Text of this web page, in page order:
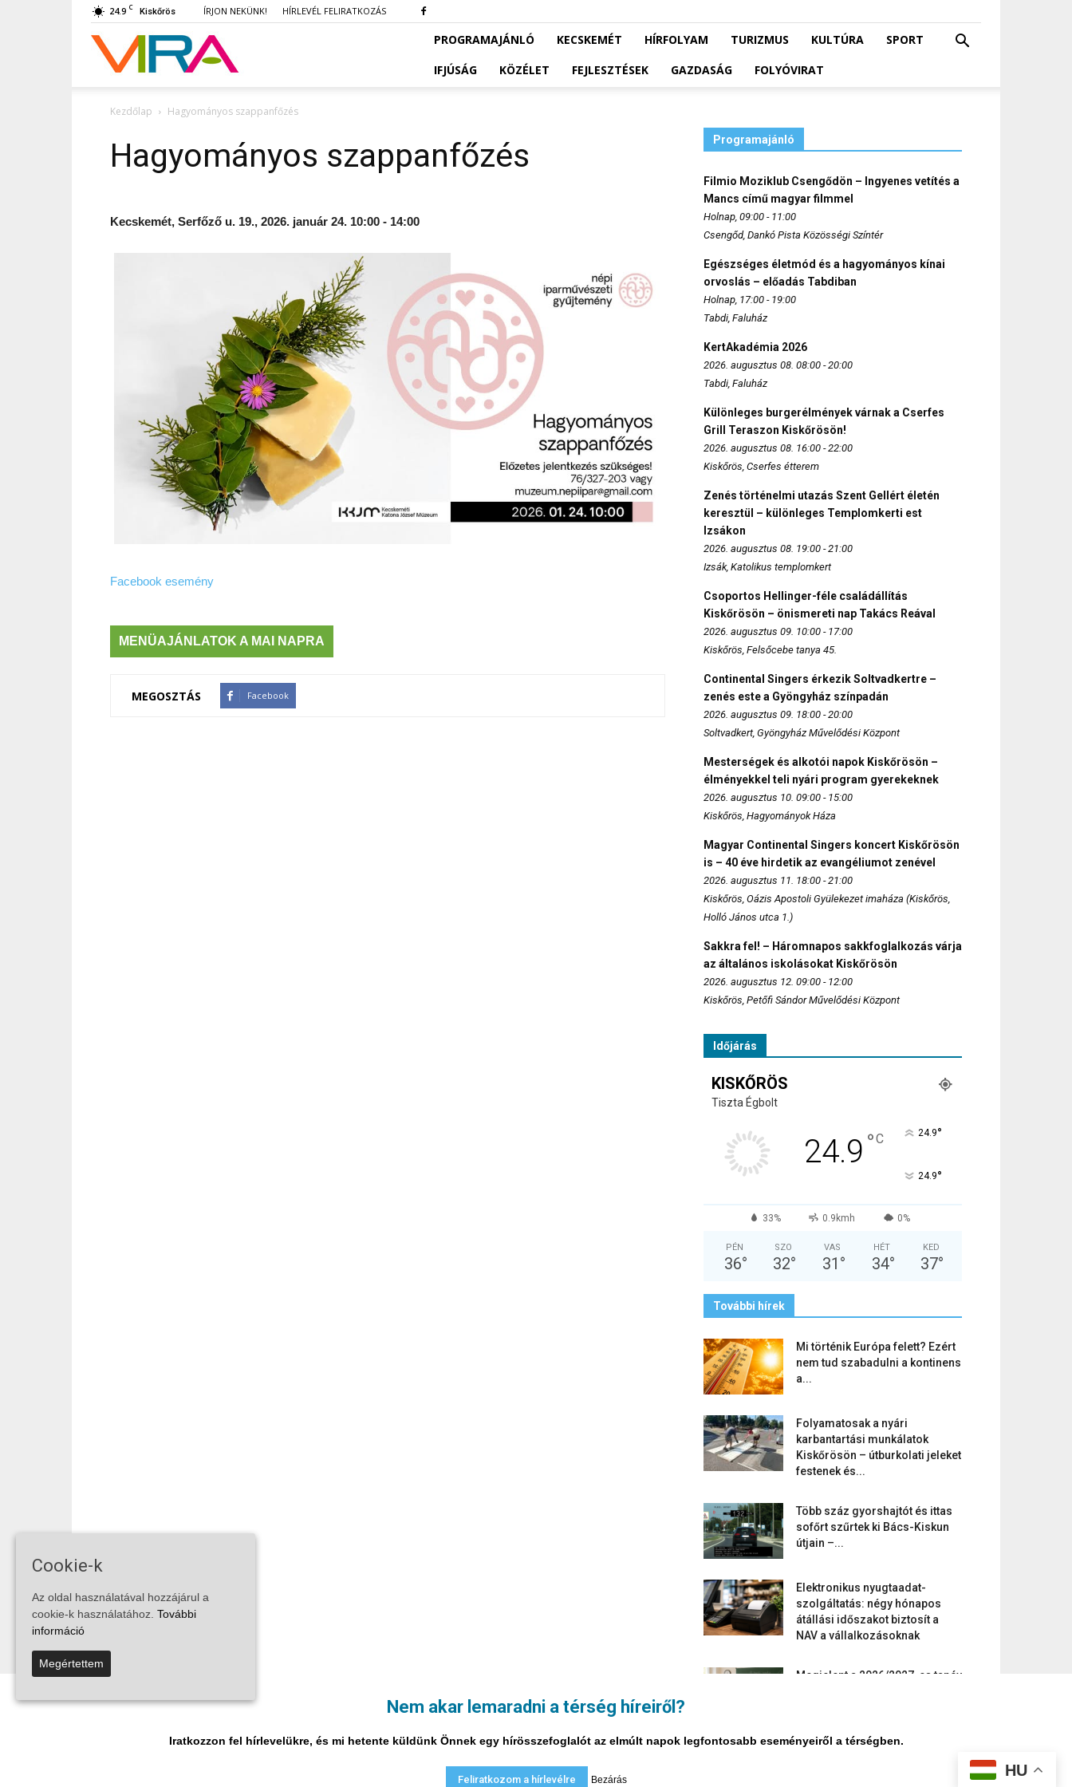
Nem akar lemaradni a térség híreiről?
Iratkozzon fel hírlevelükre, és mi hetente küldünk Önnek egy hírösszefoglalót az elmúlt napok legfontosabb eseményeiről a térségben.
Feliratkozom a hírlevélre Bezárás
24.9 C Kiskőrös ÍRJON NEKÜNK! HÍRLEVÉL FELIRATKOZÁS
VIRA PROGRAMAJÁNLÓ KECSKEMÉT HÍRFOLYAM TURIZMUS KULTÚRA
SPORT
IFJÚSÁG
KÖZÉLET FEJLESZTÉSEK GAZDASÁG FOLYÓVIRAT
Kezdőlap Hagyományos szappanfőzés
Hagyományos szappanfőzés
Kecskemét, Serfőző u. 19., 2026. január 24. 10:00 - 14:00
Facebook esemény
MENÜAJÁNLATOK A MAI NAPRA
MEGOSZTÁS Facebook
Programajánló
Filmio Moziklub Csengődön – Ingyenes vetítés a
Mancs című magyar filmmel
Holnap, 09:00 - 11:00
Csengőd, Dankó Pista Közösségi Színtér
Egészséges életmód és a hagyományos kínai
orvoslás – előadás Tabdiban
Holnap, 17:00 - 19:00
Tabdi, Faluház
KertAkadémia 2026
2026. augusztus 08. 08:00 - 20:00
Tabdi, Faluház
Különleges burgerélmények várnak a Cserfes
Grill Teraszon Kiskőrösön!
2026. augusztus 08. 16:00 - 22:00
Kiskőrös, Cserfes étterem
Zenés történelmi utazás Szent Gellért életén
keresztül – különleges Templomkerti est
Izsákon
2026. augusztus 08. 19:00 - 21:00
Izsák, Katolikus templomkert
Csoportos Hellinger-féle családállítás
Kiskőrösön – önismereti nap Takács Reával
2026. augusztus 09. 10:00 - 17:00
Kiskőrös, Felsőcebe tanya 45.
Continental Singers érkezik Soltvadkertre –
zenés este a Gyöngyház színpadán
2026. augusztus 09. 18:00 - 20:00
Soltvadkert, Gyöngyház Művelődési Központ
Mesterségek és alkotói napok Kiskőrösön –
élményekkel teli nyári program gyerekeknek
2026. augusztus 10. 09:00 - 15:00
Kiskőrös, Hagyományok Háza
Magyar Continental Singers koncert Kiskőrösön
is – 40 éve hirdetik az evangéliumot zenével
2026. augusztus 11. 18:00 - 21:00
Kiskőrös, Oázis Apostoli Gyülekezet imaháza (Kiskőrös,
Holló János utca 1.)
Sakkra fel! – Háromnapos sakkfoglalkozás várja
az általános iskolásokat Kiskőrösön
2026. augusztus 12. 09:00 - 12:00
Kiskőrös, Petőfi Sándor Művelődési Központ
Időjárás
KISKŐRÖS
Tiszta Égbolt
24.9 °C 24.9°
24.9°
33% 0.9kmh 0%
PÉN
36°
SZO
32°
VAS
31 °
HÉT
34°
KED
37°
További hírek
Mi történik Európa felett? Ezért
nem tud szabadulni a kontinens
a...
Folyamatosak a nyári
karbantartási munkálatok
Kiskőrösön – útburkolati jeleket
festenek és...
Több száz gyorshajtót és ittas
sofőrt szűrtek ki Bács-Kiskun
útjain –...
Elektronikus nyugtaadat-
szolgáltatás: négy hónapos
átállási időszakot biztosít a
NAV a vállalkozásoknak
Megjelent a 2026/2027-es tanév
HU
Cookie-k
Az oldal használatával hozzájárul a
cookie-k használatához. További
információ
Megértettem